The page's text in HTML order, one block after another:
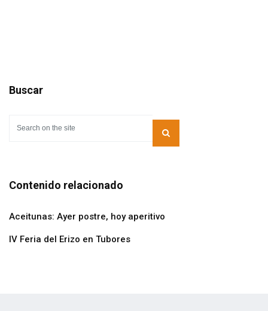
Buscar
Contenido relacionado
Aceitunas: Ayer postre, hoy aperitivo
IV Feria del Erizo en Tubores